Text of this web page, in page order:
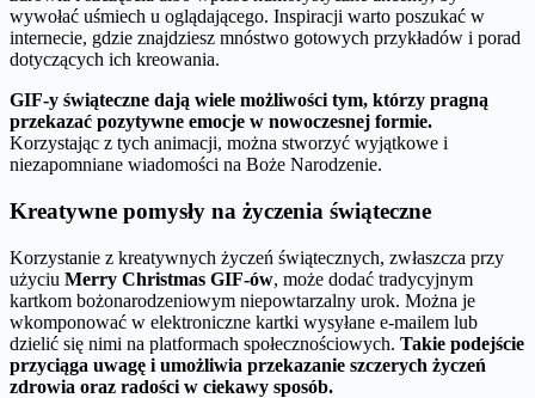
wywołać uśmiech u oglądającego. Inspiracji warto poszukać w
internecie, gdzie znajdziesz mnóstwo gotowych przykładów i porad
dotyczących ich kreowania.
GIF-y świąteczne dają wiele możliwości tym, którzy pragną
przekazać pozytywne emocje w nowoczesnej formie.
Korzystając z tych animacji, można stworzyć wyjątkowe i
niezapomniane wiadomości na Boże Narodzenie.
Kreatywne pomysły na życzenia świąteczne
Korzystanie z kreatywnych życzeń świątecznych, zwłaszcza przy
użyciu Merry Christmas GIF-ów, może dodać tradycyjnym
kartkom bożonarodzeniowym niepowtarzalny urok. Można je
wkomponować w elektroniczne kartki wysyłane e-mailem lub
dzielić się nimi na platformach społecznościowych. Takie podejście
przyciąga uwagę i umożliwia przekazanie szczerych życzeń
zdrowia oraz radości w ciekawy sposób.